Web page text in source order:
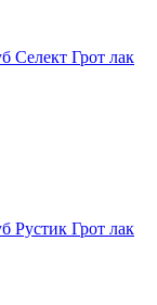
Селект Грот лак
Рустик Грот лак